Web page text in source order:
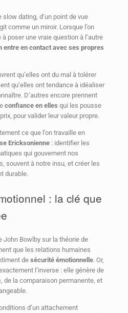
dating, d’un point de vue
comme un miroir. Lorsque l’on
à poser une vraie question à l’autre
entre en contact avec ses propres
qu’elles ont du mal à tolérer
qu’elles ont tendance à idéaliser
D’autres encore prennent
confiance en elles qui les pousse
pour valider leur valeur propre.
ce que l’on travaille en
Ericksonienne : identifier les
qui gouvernent nos
souvent à notre insu, et créer les
durable.
: la clé que
John Bowlby sur la théorie de
que les relations humaines
de sécurité émotionnelle. Or,
l’inverse : elle génère de
de la comparaison permanente, et
d’un attachement